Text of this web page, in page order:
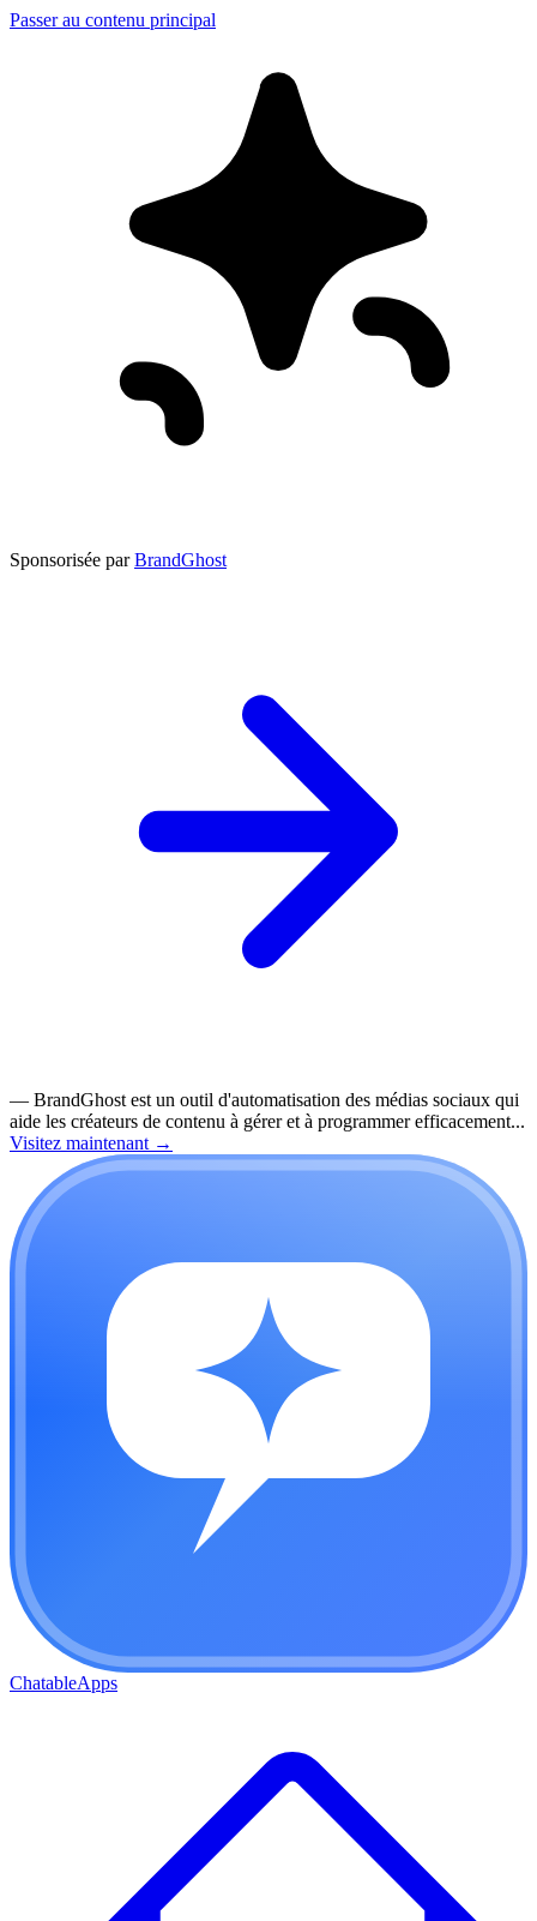
Passer au contenu principal
Sponsorisée par BrandGhost
— BrandGhost est un outil d'automatisation des médias sociaux qui
aide les créateurs de contenu à gérer et à programmer efficacement...
Visitez maintenant →
ChatableApps